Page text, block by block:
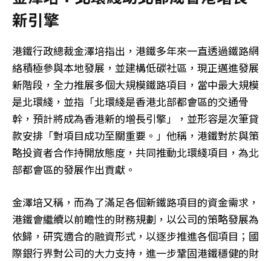
新引擎
港鐵行政總裁金澤培指出，港鐵多年來一直透過鐵路網
絡積極參與本地發展，並建構低碳社區，現正邁進發展
新階段，全力推展多個大規模鐵路項目，當中最大規模
是北環綫，並指「北環綫是香港北部都會區的交通骨
幹，預計將成為香港新的增長引擎」，並形容是次筆貸
款安排「對項目成功至關重要。」他稱，港鐵對於與策
略投資者合作持開放態度，共同推動北環綫項目，為北
部都會區的發展作出貢獻。
金澤培又稱，而為了滿足各個新鐵路項目的資金需求，
港鐵會繼續以前瞻性的財務規劃，以公司的策略發展為
依歸，研究適合的融資形式，以逐步推進各個項目；國
際銀行界對公司的大力支持，進一步鞏固港鐵穩健的財